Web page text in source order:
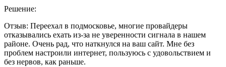
Решение:
Отзыв: Переехал в подмосковье, многие провайдеры
отказывались ехать из-за не уверенности сигнала в нашем
районе. Очень рад, что наткнулся на ваш сайт. Мне без
проблем настроили интернет, пользуюсь с удовольствием и
без нервов, как раньше.